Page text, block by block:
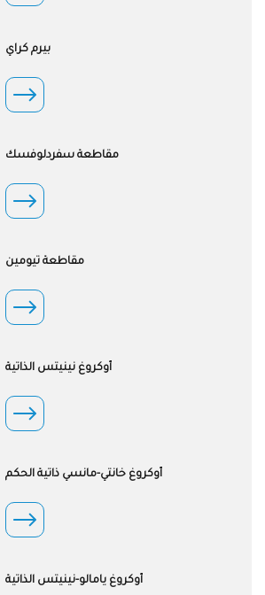
بيرم كراي
مقاطعة سفردلوفسك
مقاطعة تيومين
أوكروغ نينيتس الذاتية
أوكروغ خانتي-مانسي ذاتية الحكم
أوكروغ يامالو-نينيتس الذاتية